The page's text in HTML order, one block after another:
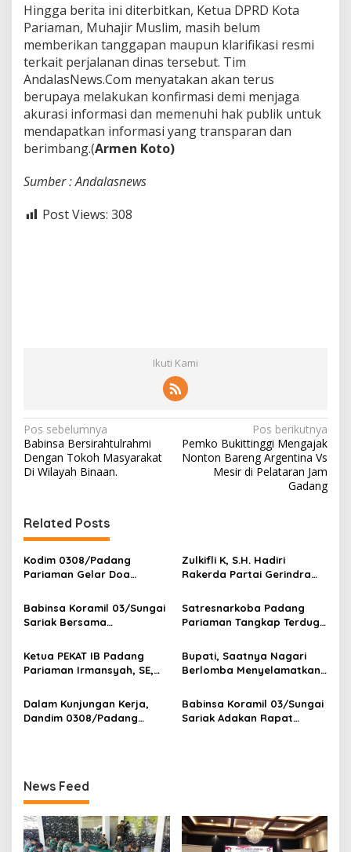
Hingga berita ini diterbitkan, Ketua DPRD Kota
Pariaman, Muhajir Muslim, masih belum
memberikan tanggapan maupun klarifikasi resmi
terkait perjalanan dinas tersebut. Tim
AndalasNews.Com menyatakan akan terus
berupaya melakukan konfirmasi demi menjaga
akurasi informasi dan memenuhi hak publik untuk
mendapatkan informasi yang transparan dan
berimbang.(Armen Koto)
Sumber : Andalasnews
Post Views: 308
Ikuti Kami
N
a
v
g
a
s
i
p
o
s
Pos sebelumnya
Babinsa Bersirahtulrahmi
Dengan Tokoh Masyarakat
Di Wilayah Binaan.
Pos berikutnya
Pemko Bukittinggi Mengajak
Nonton Bareng Argentina Vs
Mesir di Pelataran Jam
Gadang
Related Posts
Kodim 0308/Padang
Pariaman Gelar Doa
Kodam XX/Tuanku Imam
Bonjol
‎Zulkifli K, S.H. Hadiri
Rakerda Partai Gerindra
Aspirasi dan Program Kerja
Fraksi DPRD Padang
Pariaman
Babinsa Koramil 03/Sungai
Sariak Bersama
VII Koto Melaksanakan
Seleksi Calon Anggota
Paskibra Tingkat
Patamuan
Satresnarkoba Padang
Pariaman Tangkap Terduga
Sabu Dan Ganja
Ketua PEKAT IB Padang
Pariaman Irmansyah, SE,
“Anugerah Nagari Aman
Dan Korong Tangguh”
Bupati, Saatnya Nagari
Berlomba Menyelamatkan
Membangun Infrastruktur
Dalam Kunjungan Kerja,
Dandim 0308/Padang
Babinsa Koramil 03/Sungai
Sariak Adakan Rapat
News Feed